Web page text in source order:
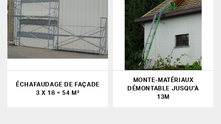
ÉCHAFAUDAGE DE FAÇADE
3 X 18 = 54 M²
MONTE-MATÉRIAUX
DÉMONTABLE JUSQU'À
13M